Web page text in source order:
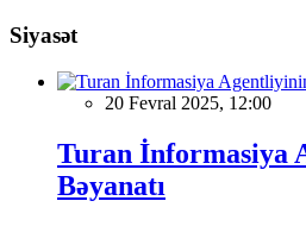
Siyasət
20 Fevral 2025, 12:00
Turan İnformasiya
Bəyanatı